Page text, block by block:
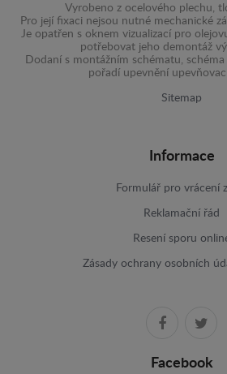
Vyrobeno z ocelového plechu,
Pro její fixaci nejsou nutné mechanické
Je opatřen s oknem vizualizací pro
potřebovat jeho demontáž
Dodaní s montážním schématu,
pořadí upevnění
Sitemap
Informace
Formulář pro vrácení
Reklamační řád
Resení sporu
Zásady ochrany osobních
Facebook